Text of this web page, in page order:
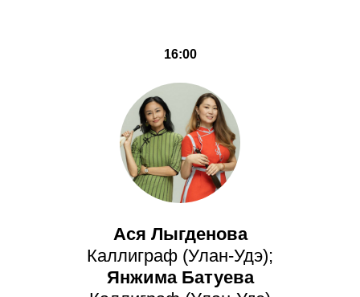
16:00
Ася Лыгденова
Каллиграф (Улан-Удэ);
Янжима Батуева